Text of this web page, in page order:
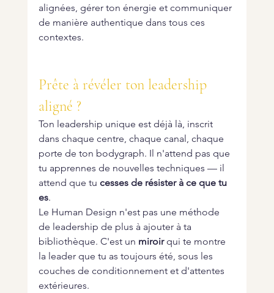
alignées, gérer ton énergie et communiquer
de manière authentique dans tous ces
contextes.
Prête à révéler ton leadership
aligné ?
Ton leadership unique est déjà là, inscrit
dans chaque centre, chaque canal, chaque
porte de ton bodygraph. Il n'attend pas que
tu apprennes de nouvelles techniques — il
attend que tu cesses de résister à ce que tu
es.
Le Human Design n'est pas une méthode
de leadership de plus à ajouter à ta
bibliothèque. C'est un miroir qui te montre
la leader que tu as toujours été, sous les
couches de conditionnement et d'attentes
extérieures.